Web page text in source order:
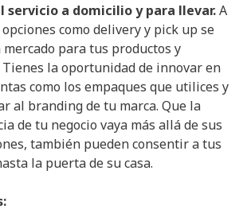
servicio a domicilio y para llevar.A
como delivery y pick up se
para tus productos y
Tienes la oportunidad de innovar en
como los empaques que utilices y
al branding de tu marca. Que la
de tu negocio vaya más allá de sus
también pueden consentir a tus
la puerta de su casa.